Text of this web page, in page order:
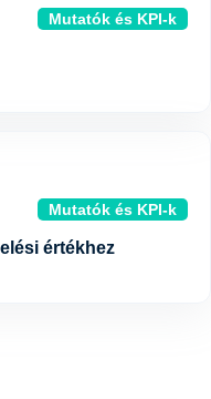
Mutatók és KPI-k
Mutatók és KPI-k
értékhez